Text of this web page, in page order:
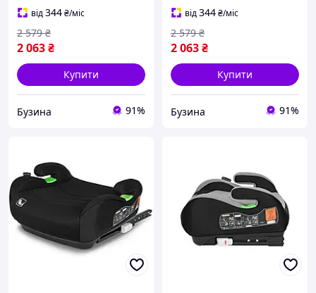
від344₴/міс
2 063₴
2 579 ₴
Купити
Бузина 91%
від344₴/міс
2 063₴
2 579 ₴
Купити
Бузина 91%